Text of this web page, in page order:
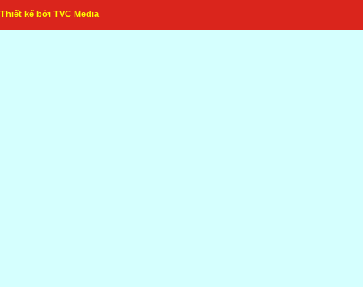
Thiết kế bởi TVC Media